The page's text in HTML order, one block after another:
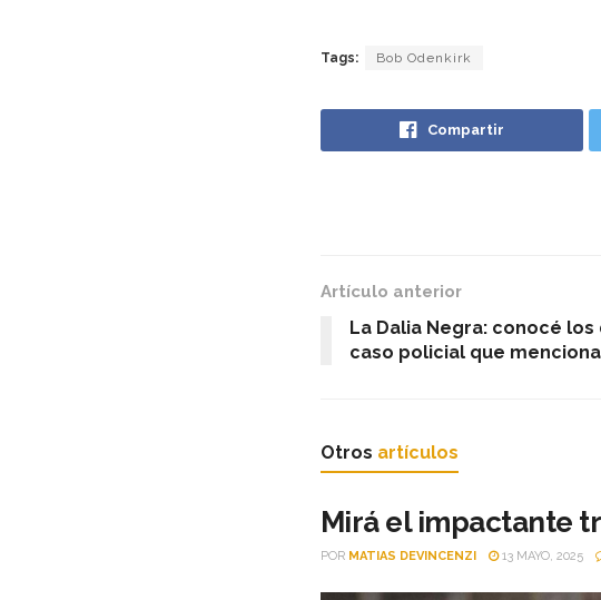
Tags: Bob Odenkirk
Compartir
Artículo anterior
La Dalia Negra: conocé
caso policial que
Otros artículos
Mirá el impactante
POR MATIAS DEVINCENZI 13 MAYO, 2025